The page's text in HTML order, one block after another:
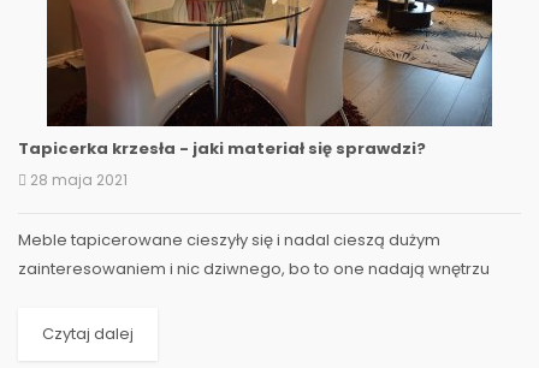
Tapicerka krzesła - jaki materiał się sprawdzi?
28 maja 2021
Meble tapicerowane cieszyły się i nadal cieszą dużym
zainteresowaniem i nic dziwnego, bo to one nadają wnętrzu
Czytaj dalej